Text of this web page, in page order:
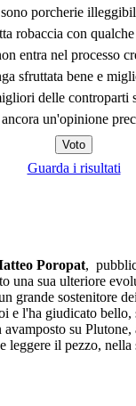
porcherie
robaccia con
entra nel processo
sfruttata bene e
delle controparti
un'opinione
Guarda i risultati
Poropat,
una sua ulteriore
grande sostenitore
l'ha giudicato
su
leggere il pezzo, nella